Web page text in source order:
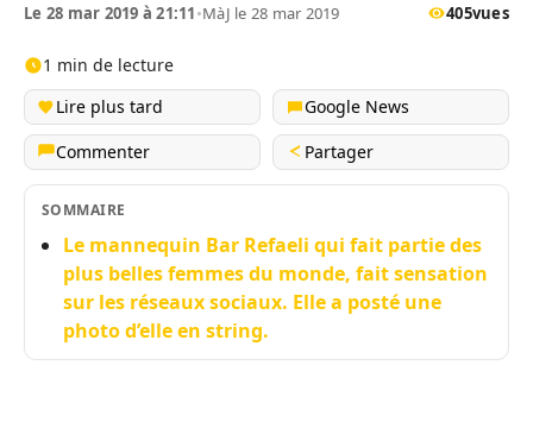
Le 28 mar 2019 à 21:11•MàJ le 28 mar 2019 405vues
1 min de lecture
Lire plus tard
Google News
Commenter
Partager
SOMMAIRE
Le mannequin Bar Refaeli qui fait partie des
plus belles femmes du monde, fait sensation
sur les réseaux sociaux. Elle a posté une
photo d’elle en string.